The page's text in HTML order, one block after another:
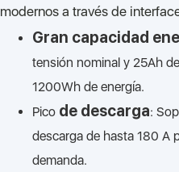
modernos a través de
Gran capacidad
tensión nominal y 25Ah
1200Wh de energía.
Pico de descarga:
descarga de hasta 180 A
demanda.